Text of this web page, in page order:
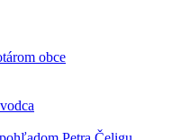
obce